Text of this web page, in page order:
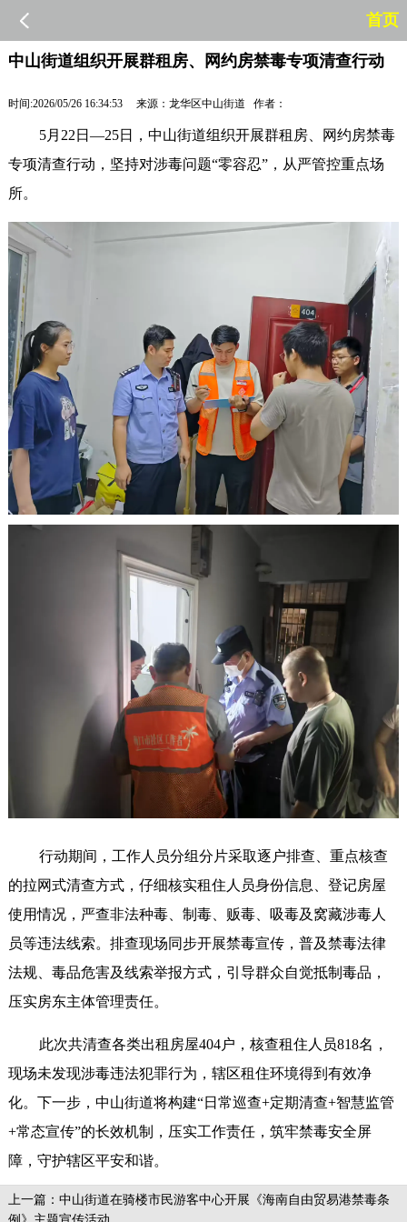
首页
中山街道组织开展群租房、网约房禁毒专项清查行动
时间:2026/05/26 16:34:53 来源：龙华区中山街道 作者：
5月22日—25日，中山街道组织开展群租房、网约房禁毒
专项清查行动，坚持对涉毒问题“零容忍”，从严管控重点场
所。
行动期间，工作人员分组分片采取逐户排查、重点核查
的拉网式清查方式，仔细核实租住人员身份信息、登记房屋
使用情况，严查非法种毒、制毒、贩毒、吸毒及窝藏涉毒人
员等违法线索。排查现场同步开展禁毒宣传，普及禁毒法律
法规、毒品危害及线索举报方式，引导群众自觉抵制毒品，
压实房东主体管理责任。
此次共清查各类出租房屋404户，核查租住人员818名，
现场未发现涉毒违法犯罪行为，辖区租住环境得到有效净
化。下一步，中山街道将构建“日常巡查+定期清查+智慧监管
+常态宣传”的长效机制，压实工作责任，筑牢禁毒安全屏
障，守护辖区平安和谐。
上一篇：中山街道在骑楼市民游客中心开展《海南自由贸易港禁毒条